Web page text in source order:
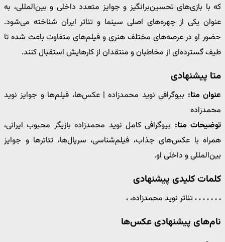
که با بازی‌های تحسین‌برانگیز و جوایز متعدد داخلی و بین‌المللی، به
عنوان یکی از چهره‌های اصلی سینما و تئاتر ایران شناخته می‌شود.
حضور او در عرصه‌های مختلف هنری و فیلم‌های متفاوت باعث شده تا
طیف گسترده‌ای از مخاطبان و منتقدان از کارهایش استقبال کنند.
متا پیشنهادی
عنوان متا: بیوگرافی نوید محمدزاده | عکس‌ها، فیلم‌ها و جوایز نوید
محمدزاده
توضیحات متا: بیوگرافی کامل نوید محمدزاده بازیگر محبوب ایرانی،
همراه با عکس‌های جذاب، فیلم‌شناسی، سریال‌ها، تئاترها و جوایز
بین‌المللی و داخلی او.
کلمات کلیدی پیشنهادی
، ، ، ، ، ، ، تئاتر نوید محمدزاده، ،
نام‌های پیشنهادی عکس‌ها